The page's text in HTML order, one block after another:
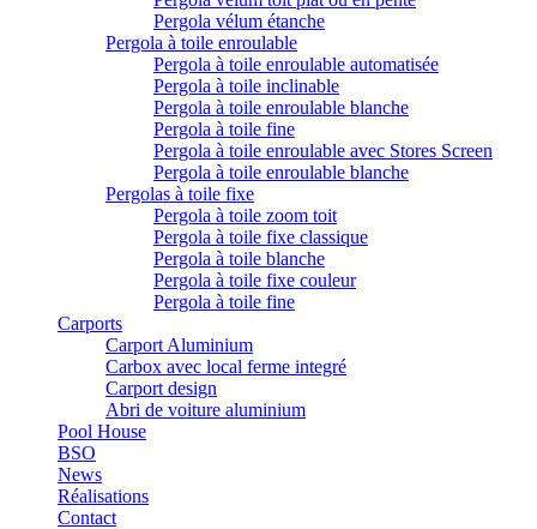
Pergola vélum étanche
Pergola à toile enroulable
Pergola à toile enroulable automatisée
Pergola à toile inclinable
Pergola à toile enroulable blanche
Pergola à toile fine
Pergola à toile enroulable avec Stores Screen
Pergola à toile enroulable blanche
Pergolas à toile fixe
Pergola à toile zoom toit
Pergola à toile fixe classique
Pergola à toile blanche
Pergola à toile fixe couleur
Pergola à toile fine
Carports
Carport Aluminium
Carbox avec local ferme integré
Carport design
Abri de voiture aluminium
Pool House
BSO
News
Réalisations
Contact